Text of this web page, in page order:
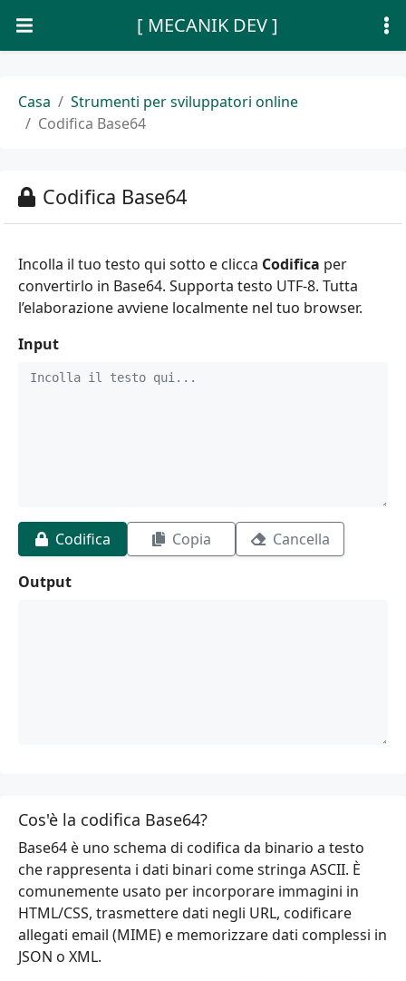
[ MECANIK DEV ]
Casa
Strumenti per sviluppatori online
Codifica Base64
Codifica Base64
Incolla il tuo testo qui sotto e clicca Codifica per
convertirlo in Base64. Supporta testo UTF-8. Tutta
l’elaborazione avviene localmente nel tuo browser.
Input
Codifica Copia Cancella
Output
Cos'è la codifica Base64?
Base64 è uno schema di codifica da binario a testo
che rappresenta i dati binari come stringa ASCII. È
comunemente usato per incorporare immagini in
HTML/CSS, trasmettere dati negli URL, codificare
allegati email (MIME) e memorizzare dati complessi in
JSON o XML.